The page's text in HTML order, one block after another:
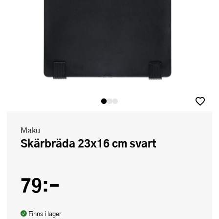
Maku
Skärbräda 23x16 cm svart
79:-
Finns i lager